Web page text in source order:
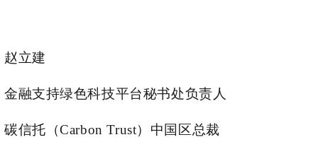
赵立建
金融支持绿色科技平台秘书处负责人
碳信托（Carbon Trust）中国区总裁